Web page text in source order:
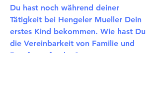
Du hast noch während deiner
Tätigkeit bei Hengeler Mueller Dein
erstes Kind bekommen. Wie hast Du
die Vereinbarkeit von Familie und
Beruf empfunden?​